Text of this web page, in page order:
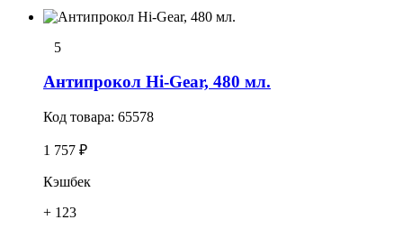
5
Антипрокол Hi-Gear, 480 мл.
Код товара: 65578
1 757 ₽
Кэшбек
+ 123